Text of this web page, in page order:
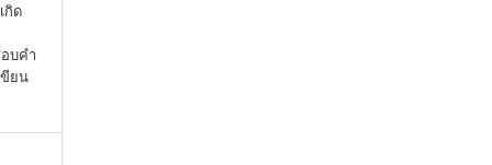
กิด
บคำ
ขียน